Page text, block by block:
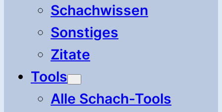
Schachwissen
Sonstiges
Zitate
Tools
Alle Schach-Tools